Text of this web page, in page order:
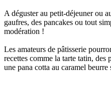
A déguster au petit-déjeuner ou
gaufres, des pancakes ou tout
modération !
Les amateurs de pâtisserie
recettes comme la tarte tatin, des
une pana cotta au caramel beurre